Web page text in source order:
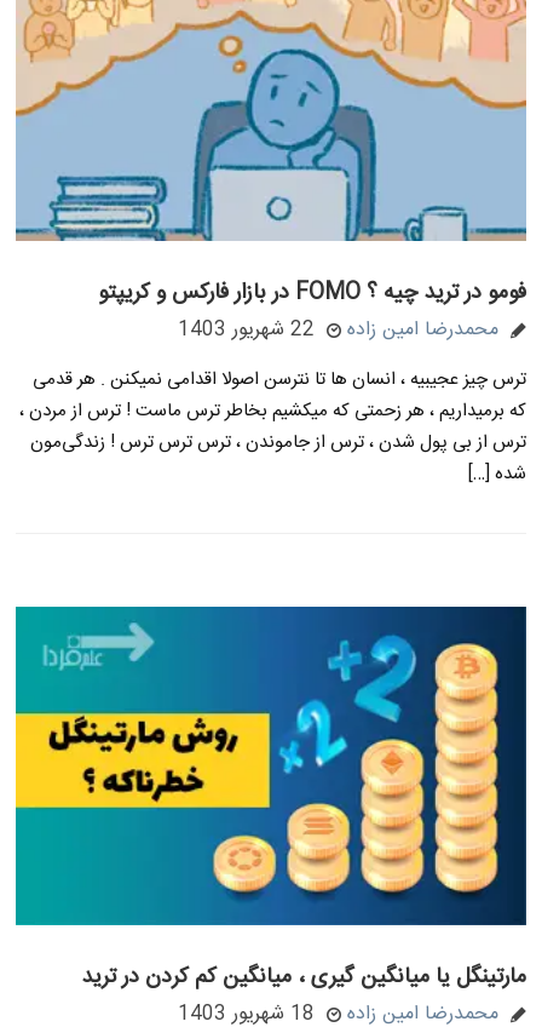
فومو در ترید چیه ؟ FOMO در بازار فارکس و کریپتو
محمدرضا امین زاده 22 شهریور 1403
ترس چیز عجیبیه ، انسان ها تا نترسن اصولا اقدامی نمیکنن . هر قدمی
که برمیداریم ، هر زحمتی که میکشیم بخاطر ترس ماست ! ترس از مردن ،
ترس از بی پول شدن ، ترس از جاموندن ، ترس ترس ترس ! زندگی‌مون
شده […]
مارتینگل یا میانگین گیری ، میانگین کم کردن در ترید
محمدرضا امین زاده 18 شهریور 1403